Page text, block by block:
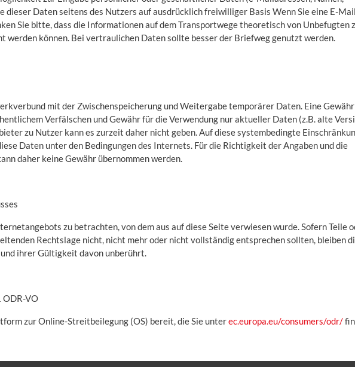
dieser Daten seitens des Nutzers auf ausdrücklich freiwilliger Basis Wenn Sie eine E-
Sie bitte, dass die Informationen auf dem Transportwege theoretisch von Unbefugten
werden können. Bei vertraulichen Daten sollte besser der Briefweg genutzt werden.
mit der Zwischenspeicherung und Weitergabe temporärer Daten. Eine
Verfälschen und Gewähr für die Verwendung nur aktueller Daten (z.B. alte
zu Nutzer kann es zurzeit daher nicht geben. Auf diese systembedingte
Daten unter den Bedingungen des Internets. Für die Richtigkeit der Angaben und die
daher keine Gewähr übernommen werden.
zu betrachten, von dem aus auf diese Seite verwiesen wurde. Sofern Teile
Rechtslage nicht, nicht mehr oder nicht vollständig entsprechen sollten, bleiben
ihrer Gültigkeit davon unberührt.
ODR-VO
zur Online-Streitbeilegung (OS) bereit, die Sie unterec.europa.eu/consumers/odr/